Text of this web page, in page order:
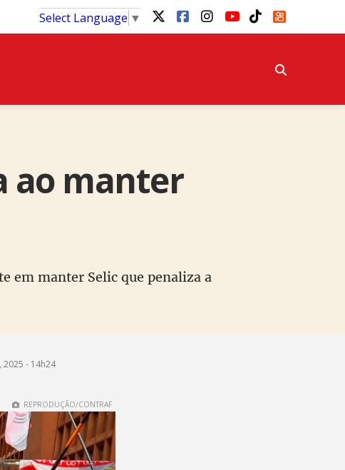
Select Language ▼
ao manter
em manter Selic que penaliza a
- 14h24
REPRODUÇÃO/CONTRAF